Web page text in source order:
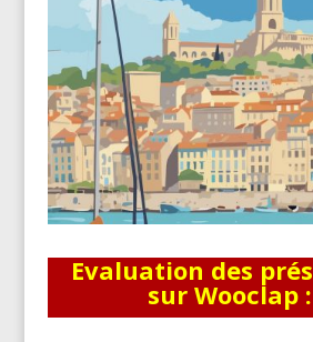
Evaluation des
sur Wooclap :